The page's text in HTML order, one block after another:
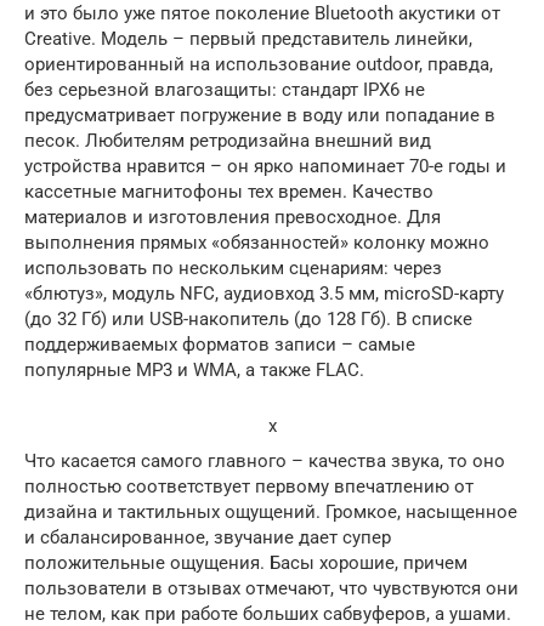
и это было уже пятое поколение Bluetooth акустики от
Creative. Модель – первый представитель линейки,
ориентированный на использование outdoor, правда,
без серьезной влагозащиты: стандарт IPX6 не
предусматривает погружение в воду или попадание в
песок. Любителям ретродизайна внешний вид
устройства нравится – он ярко напоминает 70-е годы и
кассетные магнитофоны тех времен. Качество
материалов и изготовления превосходное. Для
выполнения прямых «обязанностей» колонку можно
использовать по нескольким сценариям: через
«блютуз», модуль NFC, аудиовход 3.5 мм, microSD-карту
(до 32 Гб) или USB-накопитель (до 128 Гб). В списке
поддерживаемых форматов записи – самые
популярные MP3 и WMA, а также FLAC.
x
Что касается самого главного – качества звука, то оно
полностью соответствует первому впечатлению от
дизайна и тактильных ощущений. Громкое, насыщенное
и сбалансированное, звучание дает супер
положительные ощущения. Басы хорошие, причем
пользователи в отзывах отмечают, что чувствуются они
не телом, как при работе больших сабвуферов, а ушами.